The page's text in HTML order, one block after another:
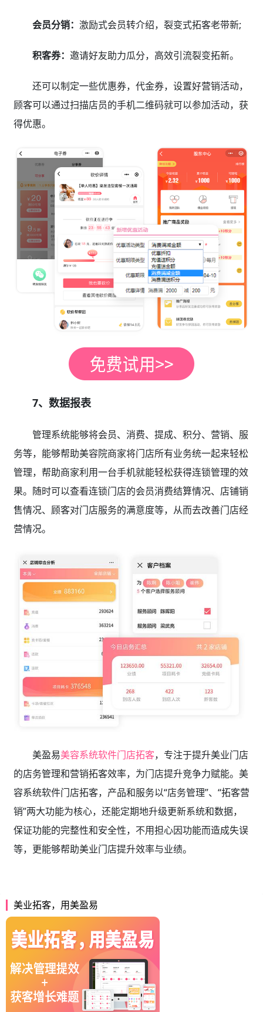
会员分销： 激励式会员转介绍，裂变式拓客老带新;
积客券： 邀请好友助力瓜分，高效引流裂变拓新。
还可以制定一些优惠券，代金券，设置好营销活动，
顾客可以通过扫描店员的手机二维码就可以参加活动，获
得优惠。
7、数据报表
管理系统能够将会员、消费、提成、积分、营销、服
务等，能够帮助美容院商家将门店所有业务统一起来轻松
管理，帮助商家利用一台手机就能轻松获得连锁管理的效
果。随时可以查看连锁门店的会员消费结算情况、店铺销
售情况、顾客对门店服务的满意度等，从而去改善门店经
营情况。
美盈易美容系统软件门店拓客，专注于提升美业门店
的店务管理和营销拓客效率，为门店提升竞争力赋能。美
容系统软件门店拓客，产品和服务以“店务管理”、“拓客营
销”两大功能为核心，还能定期地升级更新系统和数据，
保证功能的完整性和安全性，不用担心因功能而造成失误
等，更能够帮助美业门店提升效率与业绩。
美业拓客，用美盈易